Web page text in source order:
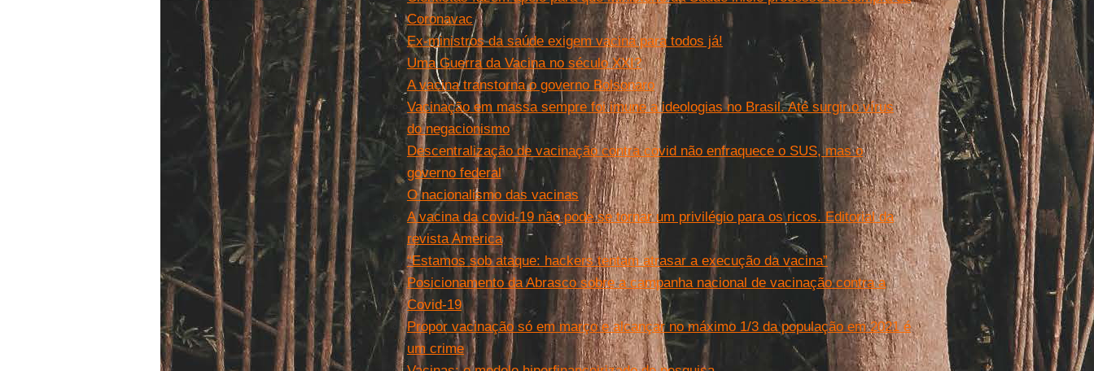
Coronavac
Ex-ministros da saúde exigem vacina para todos já!
Uma Guerra da Vacina no século XXI?
A vacina transtorna o governo Bolsonaro
Vacinação em massa sempre foi imune a ideologias no Brasil. Até surgir o vírus
do negacionismo
Descentralização de vacinação contra covid não enfraquece o SUS, mas o
governo federal
O nacionalismo das vacinas
A vacina da covid-19 não pode se tornar um privilégio para os ricos. Editorial da
revista America
“Estamos sob ataque: hackers tentam atrasar a execução da vacina”
Posicionamento da Abrasco sobre a campanha nacional de vacinação contra a
Covid-19
Propor vacinação só em março e alcançar no máximo 1/3 da população em 2021 é
um crime